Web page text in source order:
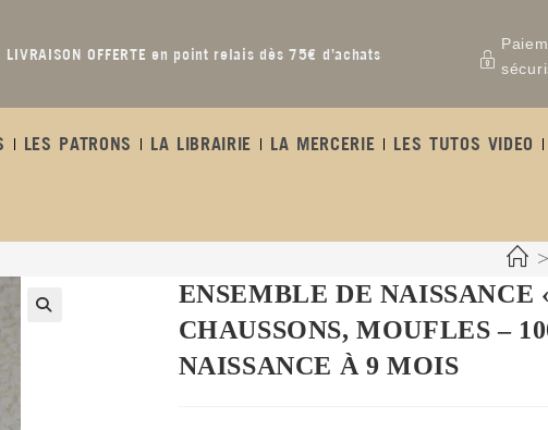
LIVRAISON OFFERTE en point relais dès 75€ d’achats
LES PATRONS LA LIBRAIRIE LA MERCERIE LES TUTOS VIDEO
>
ENSEMBLE DE NAISSANCE
CHAUSSONS, MOUFLES –
NAISSANCE À 9 MOIS